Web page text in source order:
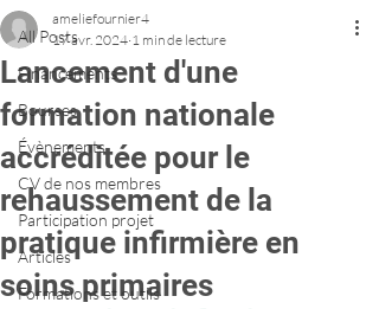
All Posts
Financements
Bourses
Évènements
CV de nos membres
Participation projet
Articles
Formations et outils
Lancement d'une
formation nationale
accréditée pour le
rehaussement de la
pratique infirmière en
soins primaires
ameliefournier4
17 avr. 2024 1 min de lecture